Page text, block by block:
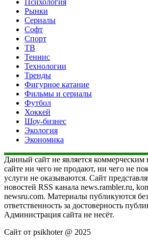
Рынки
Сериалы
Софт
Спорт
ТВ
Теннис
Технологии
Тренды
Фигурное катание
Фильмы и сериалы
Футбол
Хоккей
Шоу-бизнес
Экология
Экономика
Данный сайт не является
сайте ни чего не продают, ни чего не
услуги не оказываются. Сайт
новостей RSS канала news.rambler.ru,
newsru.com. Материалы публикуются
ответственность за достоверность
Администрация сайта не несёт.
Сайт от psikhoter @ 2025